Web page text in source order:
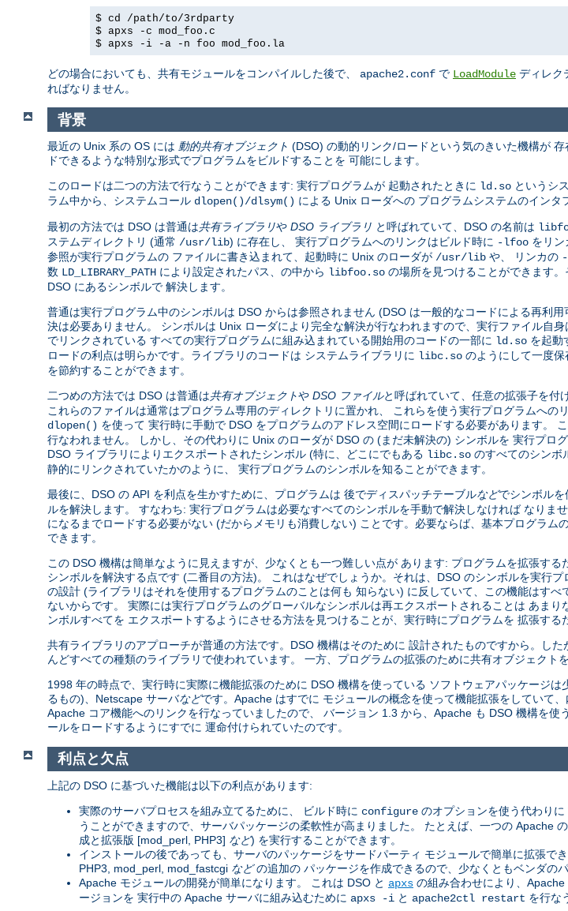
$ cd /path/to/3rdparty
$ apxs -c mod_foo.c
$ apxs -i -a -n foo mod_foo.la
どの場合においても、共有モジュールをコンパイルした後で、 apache2.conf で LoadModule ディレク
ればなりません。
背景
最近の Unix 系の OS には 動的共有オブジェクト (DSO) の動的リンク/ロードという気のきいた機構が
ドできるような特別な形式でプログラムをビルドすることを 可能にします。
このロードは二つの方法で行なうことができます: 実行プログラムが 起動されたときに ld.so というシ
ラム中から、システムコール dlopen()/dlsym() による Unix ローダへの プログラムシステムのインタ
最初の方法では DSO は普通は共有ライブラリや DSO ライブラリ と呼ばれていて、DSO の名前は
ステムディレクトリ (通常 /usr/lib) に存在し、 実行プログラムへのリンクはビルド時に -lfoo をリ
参照が実行プログラムの ファイルに書き込まれて、起動時に Unix のローダが /usr/lib や、 リンカの
数 LD_LIBRARY_PATH により設定されたパス、の中から libfoo.so の場所を見つけることができます
DSO にあるシンボルで 解決します。
普通は実行プログラム中のシンボルは DSO からは参照されません (DSO は一般的なコードによる再利
決は必要ありません。 シンボルは Unix ローダにより完全な解決が行なわれますので、実行ファイル自
でリンクされている すべての実行プログラムに組み込まれている開始用のコードの一部に ld.so を起動
ロードの利点は明らかです。ライブラリのコードは システムライブラリに libc.so のようにして一度
を節約することができます。
二つめの方法では DSO は普通は共有オブジェクトや DSO ファイルと呼ばれていて、任意の拡張子を付
これらのファイルは通常はプログラム専用のディレクトリに置かれ、 これらを使う実行プログラムへの
dlopen() を使って 実行時に手動で DSO をプログラムのアドレス空間にロードする必要があります。
行なわれません。 しかし、その代わりに Unix のローダが DSO の (まだ未解決の) シンボルを 実行プロ
DSO ライブラリによりエクスポートされたシンボル (特に、どこにでもある libc.so のすべてのシンボ
静的にリンクされていたかのように、 実行プログラムのシンボルを知ることができます。
最後に、DSO の API を利点を生かすために、プログラムは 後でディスパッチテーブルなどでシンボルを
ルを解決します。 すなわち: 実行プログラムは必要なすべてのシンボルを手動で解決しなければ なりま
になるまでロードする必要がない (だからメモリも消費しない) ことです。必要ならば、基本プログラ
できます。
この DSO 機構は簡単なように見えますが、少なくとも一つ難しい点が あります: プログラムを拡張す
シンボルを解決する点です (二番目の方法)。 これはなぜでしょうか。それは、DSO のシンボルを実行
の設計 (ライブラリはそれを使用するプログラムのことは何も 知らない) に反していて、この機能はす
ないからです。 実際には実行プログラムのグローバルなシンボルは再エクスポートされることは あま
ンボルすべてを エクスポートするようにさせる方法を見つけることが、実行時にプログラムを 拡張する
共有ライブラリのアプローチが普通の方法です。DSO 機構はそのために 設計されたものですから。し
んどすべての種類のライブラリで使われています。 一方、プログラムの拡張のために共有オブジェクト
1998 年の時点で、実行時に実際に機能拡張のために DSO 機構を使っている ソフトウェアパッケージ
るもの)、Netscape サーバなどです。Apache はすでに モジュールの概念を使って機能拡張をしていて
Apache コア機能へのリンクを行なっていましたので、 バージョン 1.3 から、Apache も DSO 機構を
ールをロードするようにすでに 運命付けられていたのです。
利点と欠点
上記の DSO に基づいた機能は以下の利点があります:
実際のサーバプロセスを組み立てるために、 ビルド時に configure のオプションを使う代わりに
うことができますので、サーバパッケージの柔軟性が高まりました。 たとえば、一つの Apache
成と拡張版 [mod_perl, PHP3] など) を実行することができます。
インストールの後であっても、サーバのパッケージをサードパーティ モジュールで簡単に拡張で
PHP3, mod_perl, mod_fastcgi などの追加の パッケージを作成できるので、少なくともベンダの
Apache モジュールの開発が簡単になります。 これは DSO と apxs の組み合わせにより、
ージョンを 実行中の Apache サーバに組み込むために apxs -i と apache2ctl restart を行な